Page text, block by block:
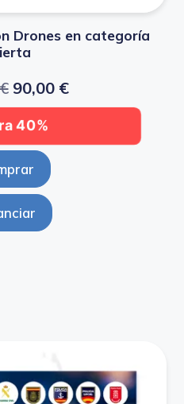
Drones en categoría
90,00 €
40%